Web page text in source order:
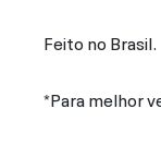
Feito no Brasil.
*Para melhor